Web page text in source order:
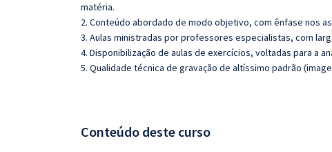
matéria.
2. Conteúdo abordado de modo objetivo, com ênfase nos
3. Aulas ministradas por professores especialistas, com
4. Disponibilização de aulas de exercícios, voltadas para a
5. Qualidade técnica de gravação de altíssimo padrão
Conteúdo deste curso